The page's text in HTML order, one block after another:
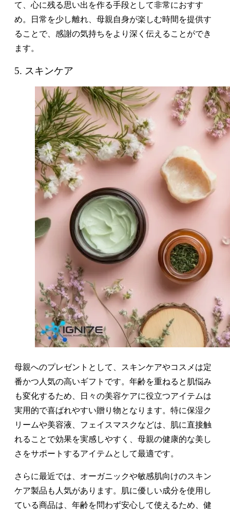
て、心に残る思い出を作る手段として非常におすす
め。日常を少し離れ、母親自身が楽しむ時間を提供す
ることで、感謝の気持ちをより深く伝えることができ
ます。
5. スキンケア
母親へのプレゼントとして、スキンケアやコスメは定
番かつ人気の高いギフトです。年齢を重ねると肌悩み
も変化するため、日々の美容ケアに役立つアイテムは
実用的で喜ばれやすい贈り物となります。特に保湿ク
リームや美容液、フェイスマスクなどは、肌に直接触
れることで効果を実感しやすく、母親の健康的な美し
さをサポートするアイテムとして最適です。
さらに最近では、オーガニックや敏感肌向けのスキン
ケア製品も人気があります。肌に優しい成分を使用し
ている商品は、年齢を問わず安心して使えるため、健